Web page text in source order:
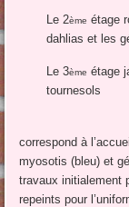
Le 2ème étage
dahlias et les
Le 3ème étage
tournesols
Le «
correspond à
myosotis (bleu) et
travaux initialement
repeints pour